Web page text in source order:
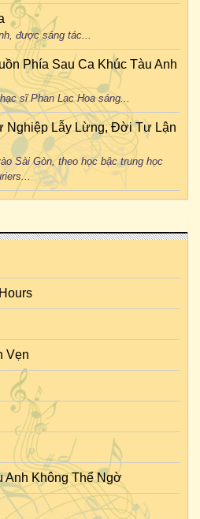
được sáng tác...
Phía Sau Ca Khúc Tàu Anh
sĩ Phan Lạc Hoa sáng...
Nghiệp Lẫy Lừng, Đời Tư Lận
Sài Gòn, theo học bậc trung học
Vẹn
Không Thể Ngờ